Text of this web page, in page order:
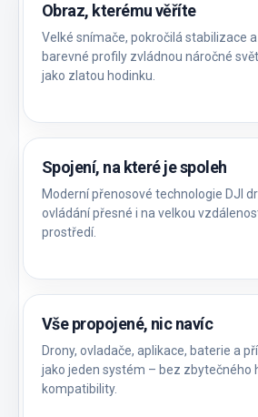
Obraz, kterému věříte
Velké snímače, pokročilá stabilizace
barevné profily zvládnou náročné
jako zlatou hodinku.
Spojení, na které je spoleh
Moderní přenosové technologie DJI
ovládání přesné i na velkou
prostředí.
Vše propojené, nic navíc
Drony, ovladače, aplikace, baterie a
jako jeden systém – bez zbytečného
kompatibility.